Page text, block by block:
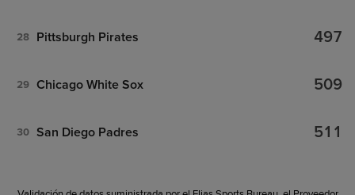
28 Pittsburgh Pirates 497
29 Chicago White Sox 509
30 San Diego Padres 511